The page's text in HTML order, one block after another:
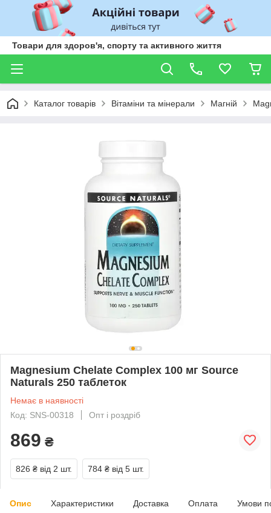
Товари для здоров'я, спорту та активного життя
Каталог товарів Вітаміни та мінерали Магній
Magnesium Chelate Complex 100 мг Source
Naturals 250 таблеток
Немає в наявності
Код: SNS-00318
Опт і роздріб
869 ₴
826 ₴ від 2 шт. 784 ₴ від 5 шт.
Опис Характеристики Доставка Оплата Умови